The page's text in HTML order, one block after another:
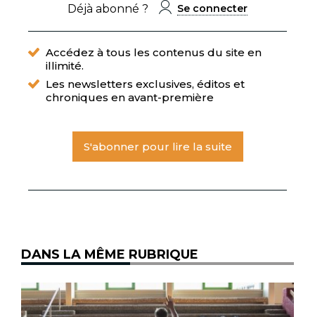
Déjà abonné ?
Se connecter
Accédez à tous les contenus du site en
illimité.
Les newsletters exclusives, éditos et
chroniques en avant-première
S'abonner pour lire la suite
DANS LA MÊME RUBRIQUE